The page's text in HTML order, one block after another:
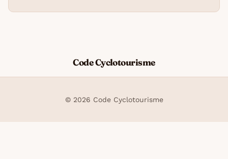
Code Cyclotourisme
© 2026 Code Cyclotourisme